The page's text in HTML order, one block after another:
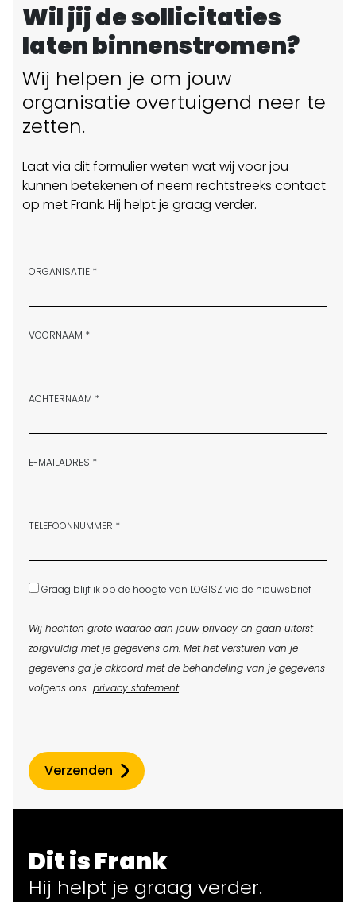
Wil jij de sollicitaties
laten binnenstromen?
Wij helpen je om jouw
organisatie overtuigend neer te
zetten.
Laat via dit formulier weten wat wij voor jou
kunnen betekenen of neem rechtstreeks contact
op met Frank. Hij helpt je graag verder.
ORGANISATIE *
VOORNAAM *
ACHTERNAAM *
E-MAILADRES *
TELEFOONNUMMER *
Graag blijf ik op de hoogte van LOGISZ via de nieuwsbrief
Wij hechten grote waarde aan jouw privacy en gaan uiterst
zorgvuldig met je gegevens om. Met het versturen van je
gegevens ga je akkoord met de behandeling van je gegevens
volgens ons privacy statement
Verzenden
Dit is Frank
Hij helpt je graag verder.